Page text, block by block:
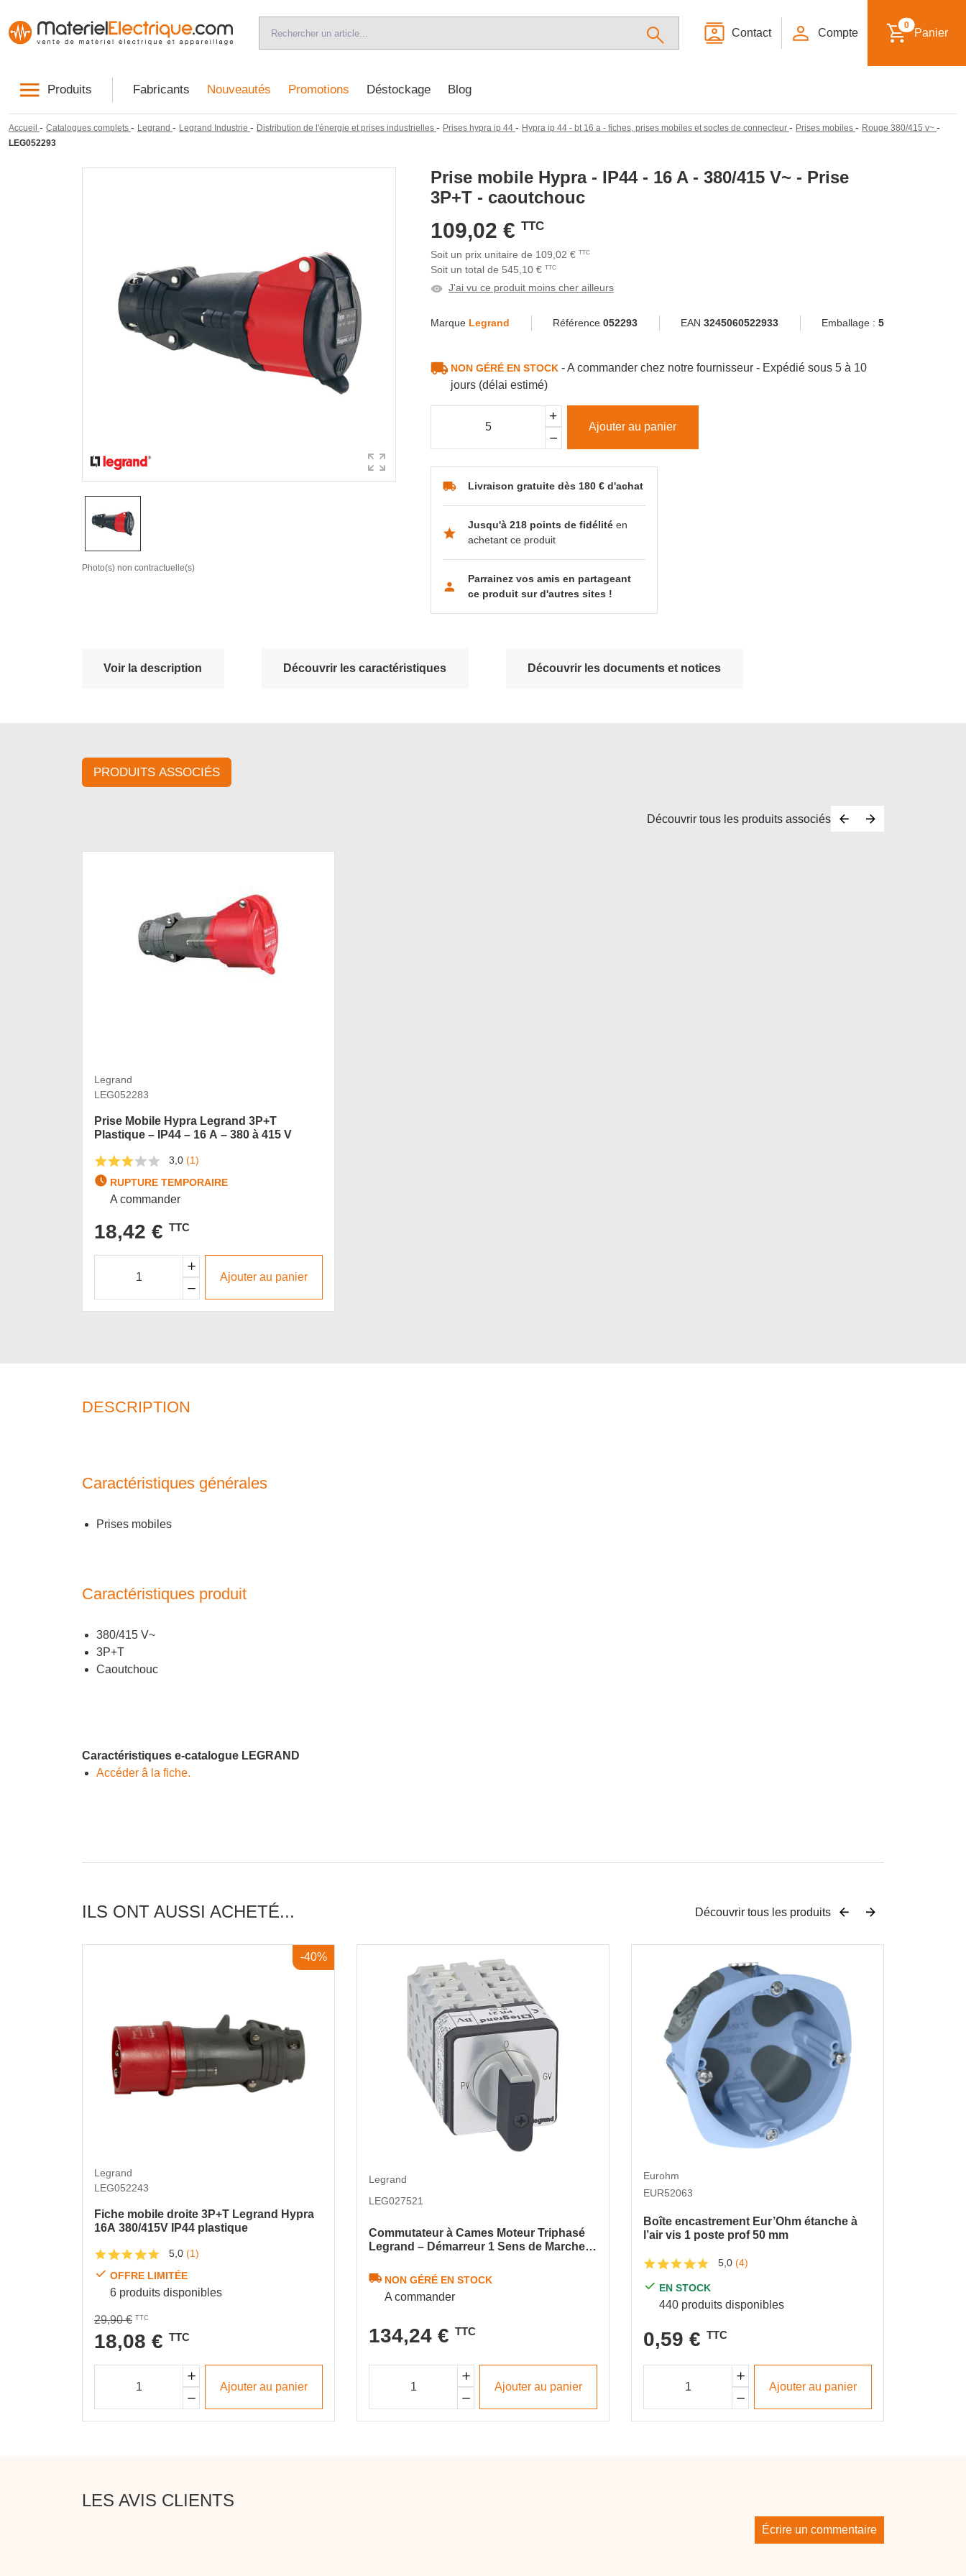
Contact Compte
0
Panier
Produits Fabricants Nouveautés Promotions Déstockage Blog
Accueil - Catalogues complets - Legrand - Legrand Industrie - Distribution de l'énergie et prises industrielles - Prises hypra ip 44 - Hypra ip 44 - bt 16 a - fiches, prises mobiles et socles de connecteur - Prises mobiles - Rouge 380/415 v~ -
LEG052293
Photo(s) non contractuelle(s)
Prise mobile Hypra - IP44 - 16 A - 380/415 V~ - Prise
3P+T - caoutchouc
109,02 € TTC
Soit un prix unitaire de 109,02 € TTC
Soit un total de 545,10 € TTC
J'ai vu ce produit moins cher ailleurs
Marque Legrand Référence 052293 EAN 3245060522933 Emballage : 5
NON GÉRÉ EN STOCK- A commander chez notre fournisseur - Expédié sous 5 à 10
jours (délai estimé)
Ajouter au panier
Livraison gratuite dès 180 € d'achat
Jusqu'à 218 points de fidélitéen
achetant ce produit
Parrainez vos amis en partageant
ce produit sur d'autres sites !
Voir la description Découvrir les caractéristiques Découvrir les documents et notices
PRODUITS ASSOCIÉS
Découvrir tous les produits associés
Legrand
LEG052283
Prise Mobile Hypra Legrand 3P+T
Plastique – IP44 – 16 A – 380 à 415 V
3,0 (1)
RUPTURE TEMPORAIRE
A commander
18,42 € TTC
Ajouter au panier
DESCRIPTION
Caractéristiques générales
Prises mobiles
Caractéristiques produit
380/415 V~
3P+T
Caoutchouc
Caractéristiques e-catalogue LEGRAND
Accéder â la fiche.
ILS ONT AUSSI ACHETÉ... Découvrir tous les produits
-40%
Legrand
LEG052243
Fiche mobile droite 3P+T Legrand Hypra
16A 380/415V IP44 plastique
5,0 (1)
OFFRE LIMITÉE
6 produits disponibles
29,90 € TTC
18,08 € TTC
Ajouter au panier
Legrand
LEG027521
Commutateur à Cames Moteur Triphasé
Legrand – Démarreur 1 Sens de Marche –
NON GÉRÉ EN STOCK
A commander
134,24 € TTC
Ajouter au panier
Eurohm
EUR52063
Boîte encastrement Eur’Ohm étanche à
l’air vis 1 poste prof 50 mm
5,0 (4)
EN STOCK
440 produits disponibles
0,59 € TTC
Ajouter au panier
LES AVIS CLIENTS
Écrire un commentaire